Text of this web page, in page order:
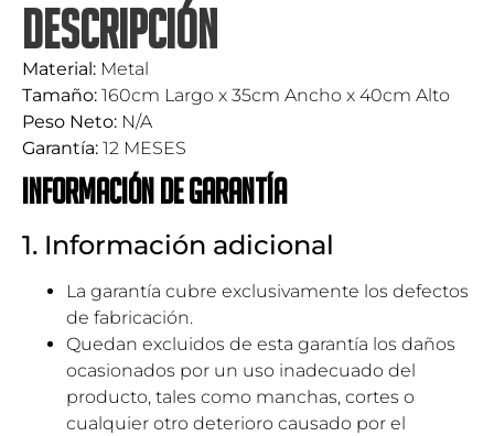
DESCRIPCIÓN
Material: Metal
Tamaño: 160cm Largo x 35cm Ancho x 40cm Alto
Peso Neto: N/A
Garantía: 12 MESES
Información de garantía
1. Información adicional
La garantía cubre exclusivamente los defectos
de fabricación.
Quedan excluidos de esta garantía los daños
ocasionados por un uso inadecuado del
producto, tales como manchas, cortes o
cualquier otro deterioro causado por el